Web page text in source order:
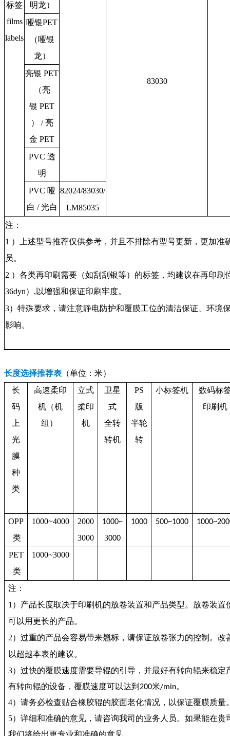
标签
films
labels
83030
明龙）
哑银PET
（哑银
龙）
亮银 PET
（亮
银 PET
） / 亮
金 PET
PVC 透
明
PVC 哑
白 / 光白
82024/83030/
LM85035
注：
1 ）上述型号推荐仅供参考，并且不排除有型号更新，更加准
员。
2 ）各类再印刷需要（如刮刮银等）的标签，均建议在再印刷
36dyn）,以增强和保证印刷牢度。
3） 特殊要求，请注意静电防护和覆膜工位的清洁保证、环境
影响。
长度选择推荐表 （单位：米）
长
码
上
光
膜
种
类
高速柔印
机（机
组）
立式
柔印
机
卫星
式
全转
转机
PS
版
半轮
转
小标签机
数码标
印刷机
OPP
类
1000~4000
2000
3000
1000~
3000
1000 500~1000
PET
类
1000~3000
注：
1 ）产品长度取决于印刷机的放卷装置和产品类型。放卷装置
可以用更长的产品。
2）过重的产品会容易带来翘标，请保证放卷张力的控制。改
以超越本表的建议。
3）过快的覆膜速度需要导辊的引导，并最好有转向辊来稳定
有转向辊的设备，覆膜速度可以达到 200米/min。
4）请务必检查贴合橡胶辊的胶面老化情况，以保证覆膜质量
5）详细和准确的意见，请咨询我司的业务人员。如果能在贵
我们将给出更专业和准确的意见。